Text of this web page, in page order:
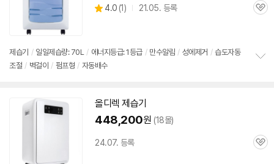
별
4.0 (상
뷰
1) 21.05. 등록
관
제습기 / 일일제습량: 70L / 에너지등급: 1등급 / 만수알림 / 성에제거 / 습도자동
조절 / 벽걸이 / 펌프형 / 자동배수
올디렉 제습기
448,200원 (18몰)
24.07. 등록
관